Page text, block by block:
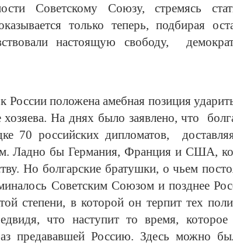
Советскому Союзу, стремясь
только теперь, подбирая
настоящую свободу,
положена амебная позиция
На днях было заявлено, что
70 российских дипломатов,
Ладно бы Германия, Франция и США,
Но болгарские братушки, о чьем
Советским Союзом и позднее
степени, в которой он терпит тех
что наступит то время, которое
предававшей Россию. Здесь можно